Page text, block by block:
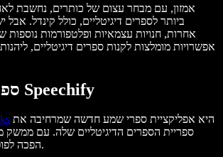
אמזון, עם מבחר עצום של כותרים, נחשבת
ביותר לספרים דיגיטליים, כולל קינדל. אבל
אחרות, חנויות עצמאיות ופלטפורמות נוספות
אפשרויות מומלצות לקנות ספרים דיגיטליים,
1. ספרי שמע של Speechify
ספריית הספרים הדיגיטליים שלה. עם ממשק
הפכה לפופולרית בקרב קוראים.